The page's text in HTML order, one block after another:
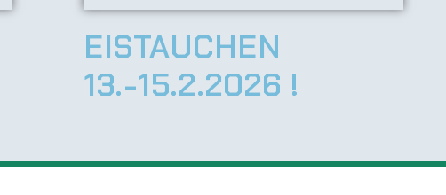
EISTAUCHEN
13.-15.2.2026 !